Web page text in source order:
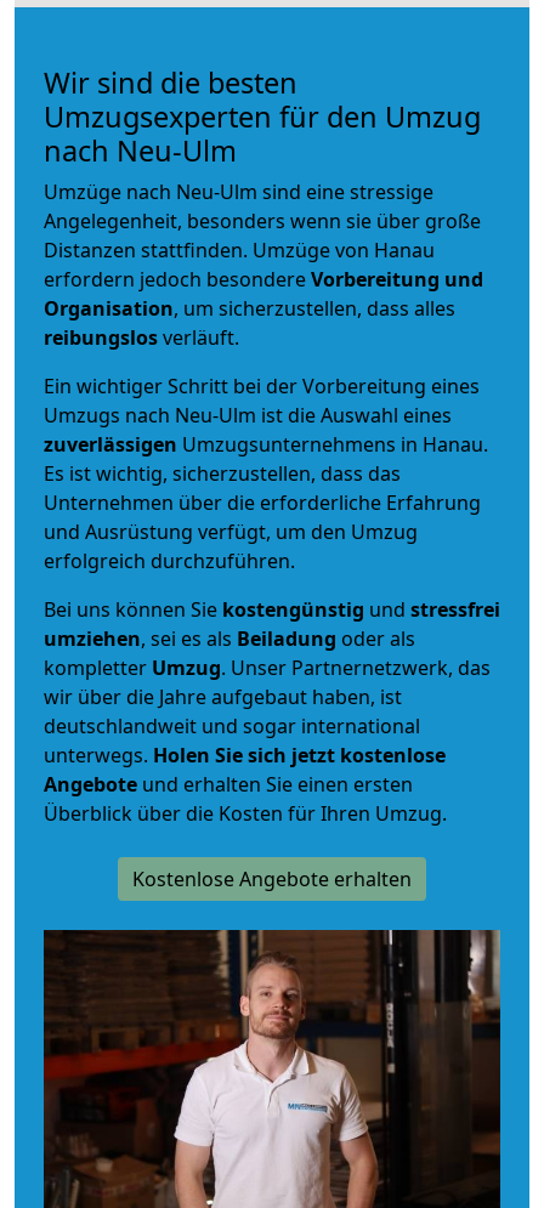
Wir sind die besten
Umzugsexperten für den Umzug
nach Neu-Ulm
Umzüge nach Neu-Ulm sind eine stressige
Angelegenheit, besonders wenn sie über große
Distanzen stattfinden. Umzüge von Hanau
erfordern jedoch besondereVorbereitung und
Organisation, um sicherzustellen, dass alles
reibungslosverläuft.
Ein wichtiger Schritt bei der Vorbereitung eines
Umzugs nach Neu-Ulm ist die Auswahl eines
zuverlässigen Umzugsunternehmens in Hanau.
Es ist wichtig, sicherzustellen, dass das
Unternehmen über die erforderliche Erfahrung
und Ausrüstung verfügt, um den Umzug
erfolgreich durchzuführen.
Bei uns können Sie kostengünstig und stressfrei
umziehen, sei es als Beiladung oder als
kompletter Umzug. Unser Partnernetzwerk, das
wir über die Jahre aufgebaut haben, ist
deutschlandweit und sogar international
unterwegs. Holen Sie sich jetzt kostenlose
Angebote und erhalten Sie einen ersten
Überblick über die Kosten für Ihren Umzug.
Kostenlose Angebote erhalten